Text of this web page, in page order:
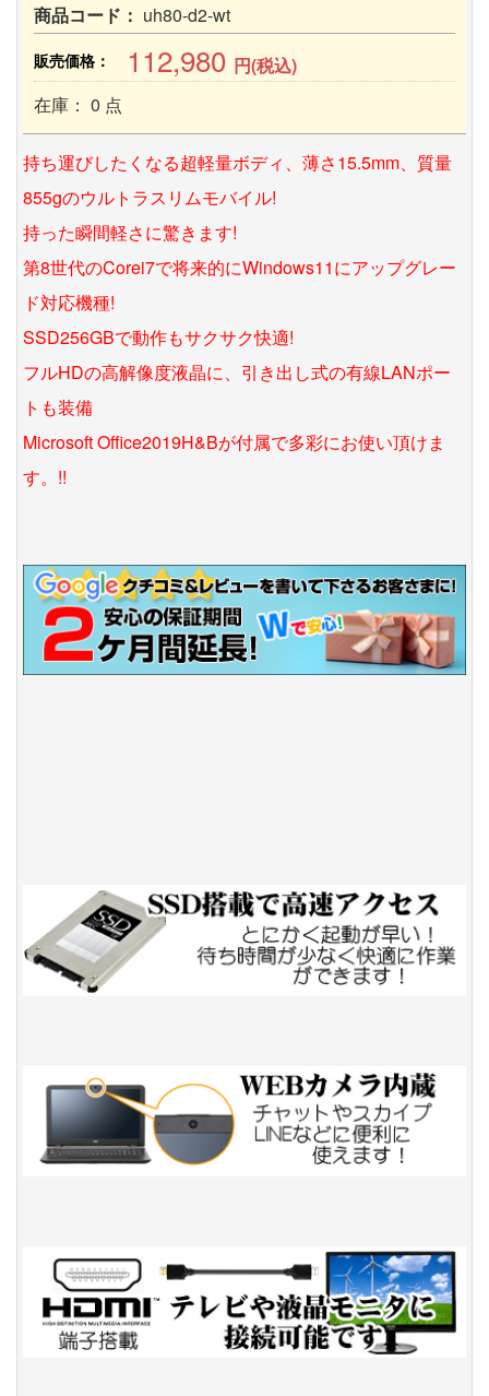
商品コード： uh80-d2-wt
販売価格： 112,980 円(税込)
在庫： 0 点
持ち運びしたくなる超軽量ボディ、薄さ15.5mm、質量
855gのウルトラスリムモバイル!
持った瞬間軽さに驚きます!
第8世代のCorei7で将来的にWindows11にアップグレー
ド対応機種!
SSD256GBで動作もサクサク快適!
フルHDの高解像度液晶に、引き出し式の有線LANポー
トも装備
Microsoft Office2019H&Bが付属で多彩にお使い頂けま
す。!!